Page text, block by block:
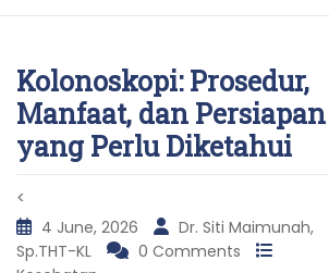
Kolonoskopi: Prosedur,
Manfaat, dan Persiapan
yang Perlu Diketahui
<
4 June, 2026
Dr. Siti Maimunah,
Sp.THT-KL
0 Comments